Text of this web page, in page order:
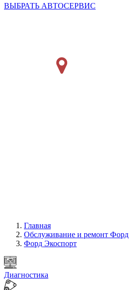
ВЫБРАТЬ АВТОСЕРВИС
Главная
Обслуживание и ремонт Форд
Форд Экоспорт
Диагностика